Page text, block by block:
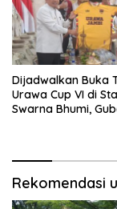
Dijadwalkan Buka
Urawa Cup VI di
Swarna Bhumi,
Rekomendasi